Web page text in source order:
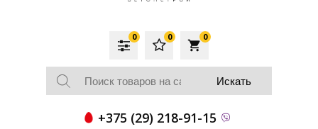
local_grocery_store
0
0
0
+375 (29) 218-91-15